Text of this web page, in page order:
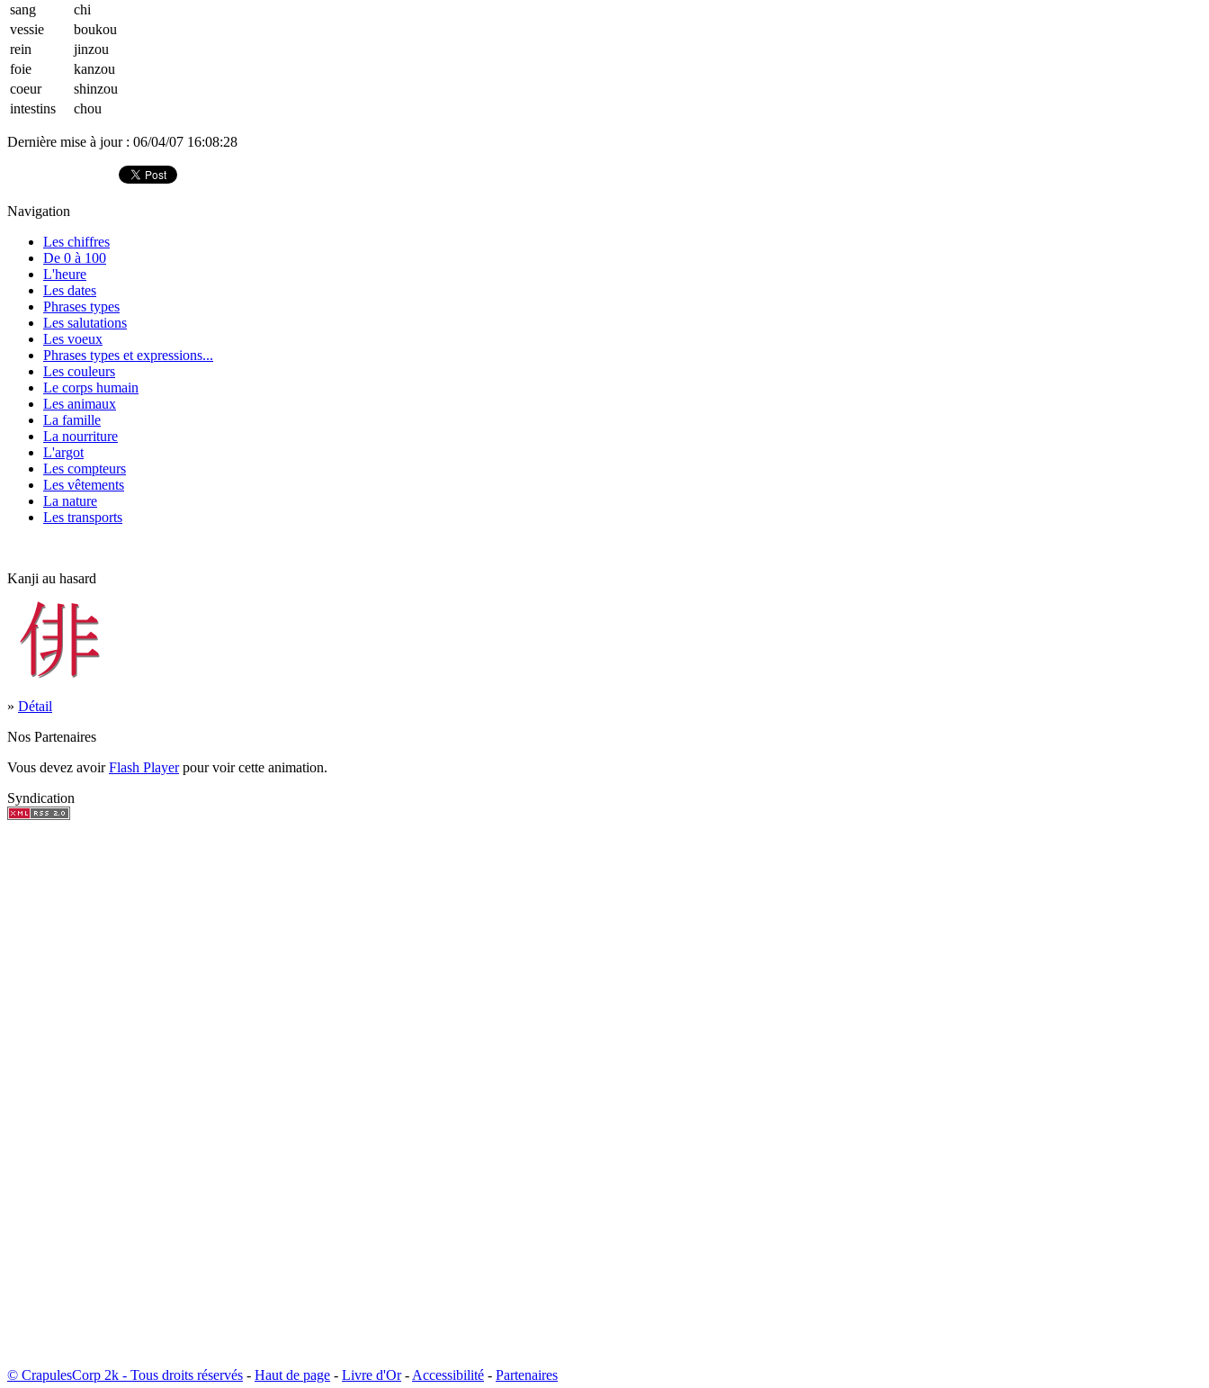
sang
chi
vessie
boukou
rein
jinzou
foie
kanzou
coeur
shinzou
intestins
chou
Dernière mise à jour : 06/04/07 16:08:28
Navigation
Les chiffres
De 0 à 100
L'heure
Les dates
Phrases types
Les salutations
Les voeux
Phrases types et expressions...
Les couleurs
Le corps humain
Les animaux
La famille
La nourriture
L'argot
Les compteurs
Les vêtements
La nature
Les transports
Kanji au hasard
» Détail
Nos Partenaires
Vous devez avoirFlash Playerpour voir cette animation.
Syndication
© CrapulesCorp 2k - Tous droits réservés - Haut de page - Livre d'Or- Accessibilité - Partenaires